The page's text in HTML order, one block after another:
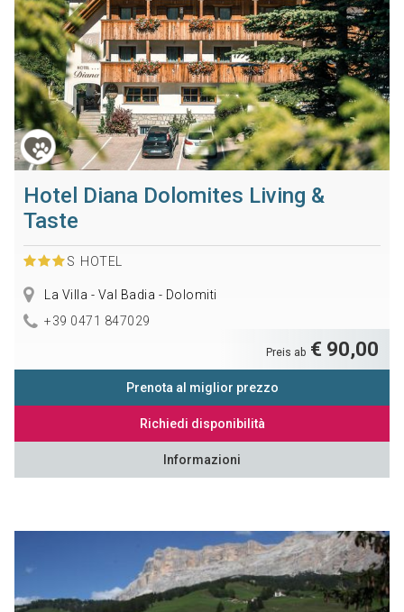
Hotel Diana Dolomites Living &
Taste
S HOTEL
La Villa - Val Badia - Dolomiti
+39 0471 847029
Preis ab € 90,00
Prenota al miglior prezzo
Richiedi disponibilità
Informazioni